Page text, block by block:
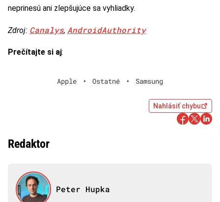
neprinesú ani zlepšujúce sa vyhliadky.
Zdroj: Canalys, AndroidAuthority
Prečítajte si aj:
Apple • Ostatné • Samsung
Nahlásiť chybu
Redaktor
Peter Hupka